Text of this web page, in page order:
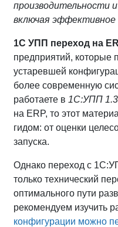
производительности и
включая эффективное
1С УПП переход на
предприятий, которые
устаревшей
более современную
работаете в 1С:УПП 1.3
на ERP, то этот
гидом: от оценки
запуска.
Однако переход c
только технический
оптимального пути
рекомендуем изучить
конфигурации можно